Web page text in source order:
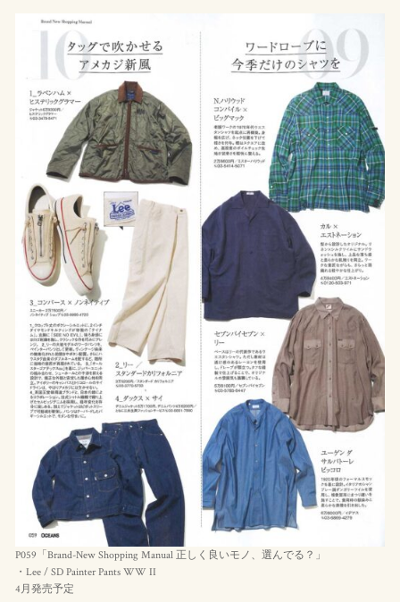
P059「Brand-New Shopping Manual 正しく良いモノ、選んでる？」
・Lee / SD Painter Pants WW II
4月発売予定